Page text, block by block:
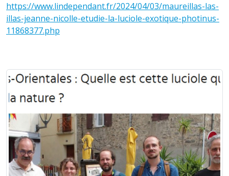
https://www.lindependant.fr/2024/04/03/maureillas-las-
illas-jeanne-nicolle-etudie-la-luciole-exotique-photinus-
11868377.php